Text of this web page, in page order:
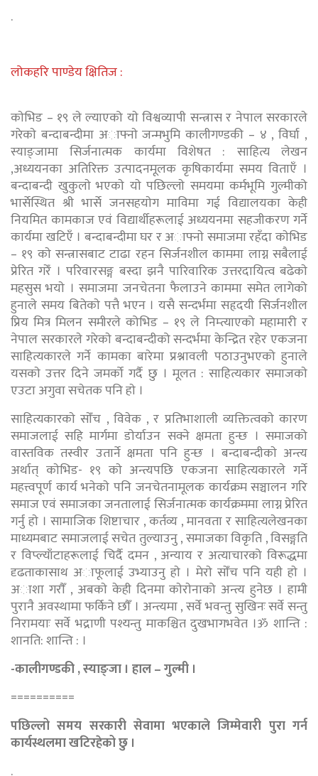
.
लोकहरि पाण्डेय क्षितिज :
काेभिड – १९ ले ल्याएको याे विश्वव्यापी सन्त्रास र नेपाल सरकारले
गरेकाे बन्दाबन्दीमा अाफ्नाे जन्मभुमि कालीगण्डकी – ४ , विर्घा ,
स्याङ्जामा सिर्जनात्मक कार्यमा विशेषत : साहित्य लेखन
,अध्ययनका अतिरिक्त उत्पादनमूलक कृषिकार्यमा समय विताएँ ।
बन्दाबन्दी खुकुलाे भएकाे याे पछिल्लाे समयमा कर्मभूमि गुल्मीको
भार्सेस्थित श्री भार्से जनसहयाेग माविमा गई विद्यालयका केही
नियमित कामकाज एवं विद्यार्थीहरूलाई अध्ययनमा सहजीकरण गर्ने
कार्यमा खटिएँ । बन्दाबन्दीमा घर र अाफ्नाे समाजमा रहँदा काेभिड
– १९ काे सन्त्रासबाट टाढा रहन सिर्जनशील काममा लाग्न सबैलाई
प्रेरित गरेँ । परिवारसङ्ग बस्दा झनै पारिवारिक उत्तरदायित्व बढेकाे
महसुस भयाे । समाजमा जनचेतना फैलाउने काममा समेत लागेको
हुनाले समय बितेकाे पत्तै भएन । यसै सन्दर्भमा सहृदयी सिर्जनशील
प्रिय मित्र मिलन समीरले कोभिड – १९ ले निम्त्याएको महामारी र
नेपाल सरकारले गरेकाे बन्दाबन्दीको सन्दर्भमा केन्द्रित रहेर एकजना
साहित्यकारले गर्ने कामका बारेमा प्रश्नावली पठाउनुभएको हुनाले
यसकाे उत्तर दिने जमर्को गर्दै छु । मूलत : साहित्यकार समाजकाे
एउटा अगुवा सचेतक पनि हाे ।
साहित्यकारकाे साेँच , विवेक , र प्रतिभाशाली व्यक्तित्वकाे कारण
समाजलाई सहि मार्गमा डाेर्याउन सक्ने क्षमता हुन्छ । समाजको
वास्तविक तस्वीर उतार्ने क्षमता पनि हुन्छ । बन्दाबन्दीकाे अन्त्य
अर्थात् काेभिड- १९ काे अन्त्यपछि एकजना साहित्यकारले गर्ने
महत्त्वपूर्ण कार्य भनेकाे पनि जनचेतनामूलक कार्यक्रम सञ्चालन गरि
समाज एवं समाजका जनतालाई सिर्जनात्मक कार्यक्रममा लाग्न प्रेरित
गर्नु हाे । सामाजिक शिष्टाचार , कर्तव्य , मानवता र साहित्यलेखनका
माध्यमबाट समाजलाई सचेत तुल्याउनु , समाजका विकृति , विसङ्गति
र विप्ल्याँटाहरूलाई चिर्दै दमन , अन्याय र अत्याचारको विरूद्धमा
दृढताकासाथ अाफूलाई उभ्याउनु हाे । मेराे साेँच पनि यही हाे ।
अाशा गराैँ , अबकाे केही दिनमा काेराेनाको अन्त्य हुनेछ । हामी
पुरानै अवस्थामा फर्किने छाैँ । अन्त्यमा , सर्वे भवन्तु सुखिनः सर्वे सन्तु
निरामयाः सर्वे भद्राणी पश्यन्तु माकश्चित दुखभागभवेत ।ॐ शान्ति :
शानति: शान्ति : ।
-कालीगण्डकी , स्याङ्जा । हाल – गुल्मी ।
==========
पछिल्लो समय सरकारी सेवामा भएकाले जिम्मेवारी पुरा गर्न
कार्यस्थलमा खटिरहेको छु ।
.